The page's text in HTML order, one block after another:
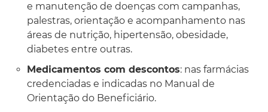
e manutenção de doenças com campanhas,
palestras, orientação e acompanhamento nas
áreas de nutrição, hipertensão, obesidade,
diabetes entre outras.
Medicamentos com descontos: nas farmácias
credenciadas e indicadas no Manual de
Orientação do Beneficiário.